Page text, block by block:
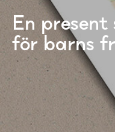
En
för barns